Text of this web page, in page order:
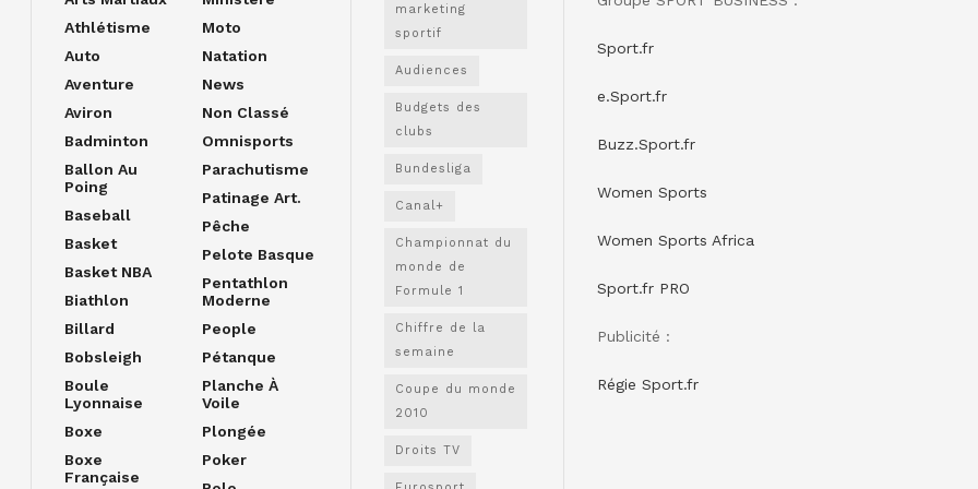
Athlétisme
Auto
Aventure
Aviron
Badminton
Ballon Au
Poing
Baseball
Basket
Basket NBA
Biathlon
Billard
Bobsleigh
Boule
Lyonnaise
Boxe
Boxe
Française
Moto
Natation
News
Non Classé
Omnisports
Parachutisme
Patinage Art.
Pêche
Pelote Basque
Pentathlon
Moderne
People
Pétanque
Planche À
Voile
Plongée
Poker
marketing
sportif
Audiences
Budgets des
clubs
Bundesliga
Canal+
Championnat du
monde de
Formule 1
Chiffre de la
semaine
Coupe du monde
2010
Droits TV
Sport.fr
e.Sport.fr
Buzz.Sport.fr
Women Sports
Women Sports Africa
Sport.fr PRO
Publicité :
Régie Sport.fr